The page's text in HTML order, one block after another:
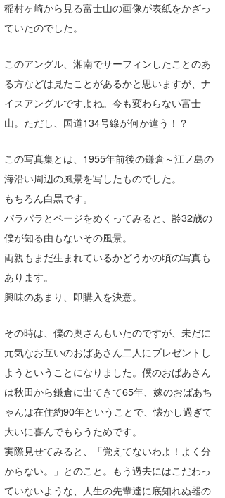
稲村ヶ崎から見る富士山の画像が表紙をかざっ
ていたのでした。
このアングル、湘南でサーフィンしたことのあ
る方などは見たことがあるかと思いますが、ナ
イスアングルですよね。今も変わらない富士
山。ただし、国道134号線が何か違う！？
この写真集とは、1955年前後の鎌倉～江ノ島の
海沿い周辺の風景を写したものでした。
もちろん白黒です。
パラパラとページをめくってみると、齢32歳の
僕が知る由もないその風景。
両親もまだ生まれているかどうかの頃の写真も
あります。
興味のあまり、即購入を決意。
その時は、僕の奥さんもいたのですが、未だに
元気なお互いのおばあさん二人にプレゼントし
ようということになりました。僕のおばあさん
は秋田から鎌倉に出てきて65年、嫁のおばあち
ゃんは在住約90年ということで、懐かし過ぎて
大いに喜んでもらうためです。
実際見せてみると、「覚えてないわよ！よく分
からない。」とのこと。もう過去にはこだわっ
ていないような、人生の先輩達に底知れぬ器の
OYZ
S.K
Soulman
YUKI☆
たっちー
ハンマー
まっきー
上田純子
上條将美
SancheZ
米山予報士